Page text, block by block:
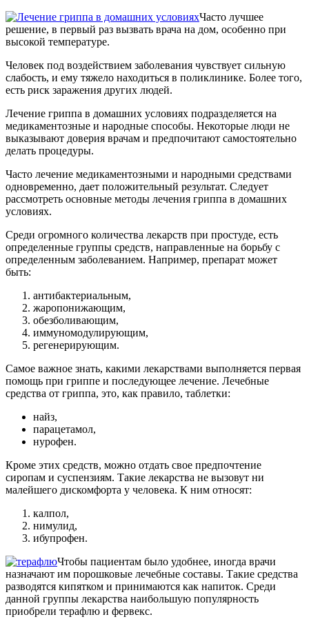
Часто лучшее
решение, в первый раз вызвать врача на дом, особенно при
высокой температуре.
Человек под воздействием заболевания чувствует сильную
слабость, и ему тяжело находиться в поликлинике. Более того,
есть риск заражения других людей.
Лечение гриппа в домашних условиях подразделяется на
медикаментозные и народные способы. Некоторые люди не
выказывают доверия врачам и предпочитают самостоятельно
делать процедуры.
Часто лечение медикаментозными и народными средствами
одновременно, дает положительный результат. Следует
рассмотреть основные методы лечения гриппа в домашних
условиях.
Среди огромного количества лекарств при простуде, есть
определенные группы средств, направленные на борьбу с
определенным заболеванием. Например, препарат может
быть:
антибактериальным,
жаропонижающим,
обезболивающим,
иммуномодулирующим,
регенерирующим.
Самое важное знать, какими лекарствами выполняется первая
помощь при гриппе и последующее лечение. Лечебные
средства от гриппа, это, как правило, таблетки:
найз,
парацетамол,
нурофен.
Кроме этих средств, можно отдать свое предпочтение
сиропам и суспензиям. Такие лекарства не вызовут ни
малейшего дискомфорта у человека. К ним относят:
калпол,
нимулид,
ибупрофен.
Чтобы пациентам было удобнее, иногда врачи
назначают им порошковые лечебные составы. Такие средства
разводятся кипятком и принимаются как напиток. Среди
данной группы лекарства наибольшую популярность
приобрели терафлю и фервекс.